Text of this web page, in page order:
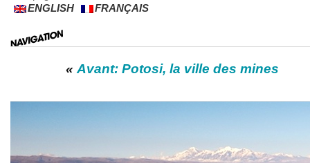
ENGLISH
FRANÇAIS
« Avant: Potosi, la ville des mines